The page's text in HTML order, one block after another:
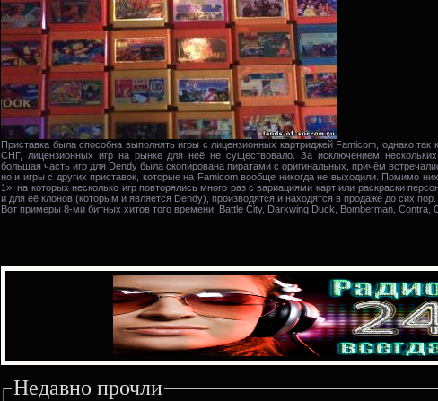
Приставка была способна выполнять игры с лицензионных картриджей Famicom, однако так
СНГ, лицензионных игр на рынке для неё не существовало. За исключением нескольких
большая часть игр для Dendy была скопирована пиратами с оригинальных, причём
но и игры с других приставок, которые на Famicom вообще никогда не выходили. Помимо
1», на которых несколько игр повторялись много раз с вариациями карт или раскраски
и для её клонов (которым и является Dendy), производятся и находятся в продаже до сих пор.
Вот примеры 8-ми битных хитов того времени: Battle City, Darkwing Duck, Bomberman, Contra,
Недавно прочли